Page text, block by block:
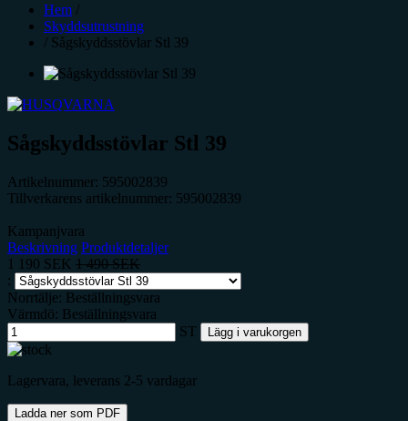
Hem /
Skyddsutrustning
/ Sågskyddsstövlar Stl 39
Sågskyddsstövlar Stl 39
Artikelnummer: 595002839
Tillverkarens artikelnummer: 595002839
Kampanjvara
Beskrivning Produktdetaljer
1 190 SEK 1 490 SEK
:
Norrtälje: Beställningsvara
Värmdö: Beställningsvara
ST
Lägg i varukorgen
Lagervara, leverans 2-5 vardagar
Ladda ner som PDF